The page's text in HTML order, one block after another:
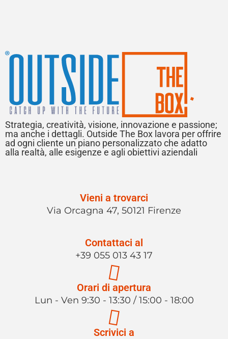
Strategia, creatività, visione, innovazione e passione;
ma anche i dettagli. Outside The Box lavora per offrire
ad ogni cliente un piano personalizzato che adatto
alla realtà, alle esigenze e agli obiettivi aziendali
Vieni a trovarci
Via Orcagna 47, 50121 Firenze
Contattaci al
+39 055 013 43 17
Orari di apertura
Lun - Ven 9:30 - 13:30 / 15:00 - 18:00
Scrivici a